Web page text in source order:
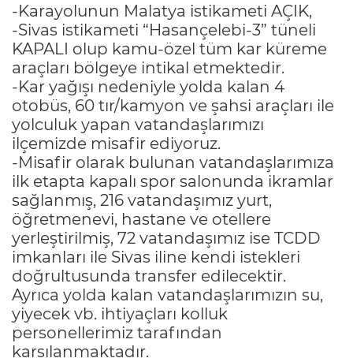
-Karayolunun Malatya istikameti AÇIK,
-Sivas istikameti “Hasançelebi-3” tüneli
KAPALI olup kamu-özel tüm kar küreme
araçları bölgeye intikal etmektedir.
-Kar yağışı nedeniyle yolda kalan 4
otobüs, 60 tır/kamyon ve şahsi araçları ile
yolculuk yapan vatandaşlarımızı
ilçemizde misafir ediyoruz.
-Misafir olarak bulunan vatandaşlarımıza
ilk etapta kapalı spor salonunda ikramlar
sağlanmış, 216 vatandaşımız yurt,
öğretmenevi, hastane ve otellere
yerleştirilmiş, 72 vatandaşımız ise TCDD
imkanları ile Sivas iline kendi istekleri
doğrultusunda transfer edilecektir.
Ayrıca yolda kalan vatandaşlarımızın su,
yiyecek vb. ihtiyaçları kolluk
personellerimiz tarafından
karşılanmaktadır.